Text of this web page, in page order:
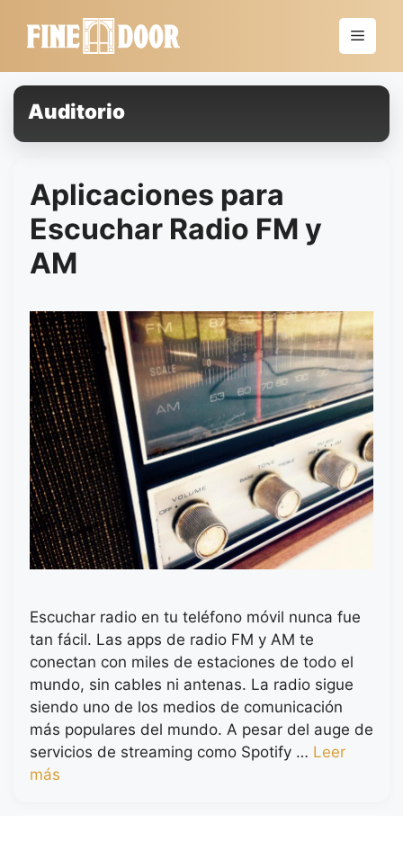
Menú
Auditorio
Aplicaciones para
Escuchar Radio FM y
AM
Escuchar radio en tu teléfono móvil nunca fue
tan fácil. Las apps de radio FM y AM te
conectan con miles de estaciones de todo el
mundo, sin cables ni antenas. La radio sigue
siendo uno de los medios de comunicación
más populares del mundo. A pesar del auge de
servicios de streaming como Spotify … Leer
más